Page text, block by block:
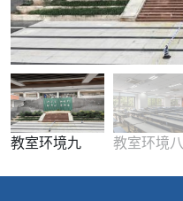
教室环境九 教室环境八